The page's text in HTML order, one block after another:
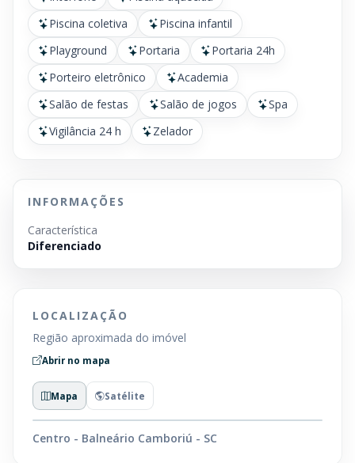
Piscina coletiva
Piscina infantil
Playground
Portaria
Portaria 24h
Porteiro eletrônico
Academia
Salão de festas
Salão de jogos
Spa
Vigilância 24 h
Zelador
INFORMAÇÕES
Característica
Diferenciado
LOCALIZAÇÃO
Região aproximada do imóvel
Abrir no mapa
Mapa Satélite
Centro - Balneário Camboriú - SC